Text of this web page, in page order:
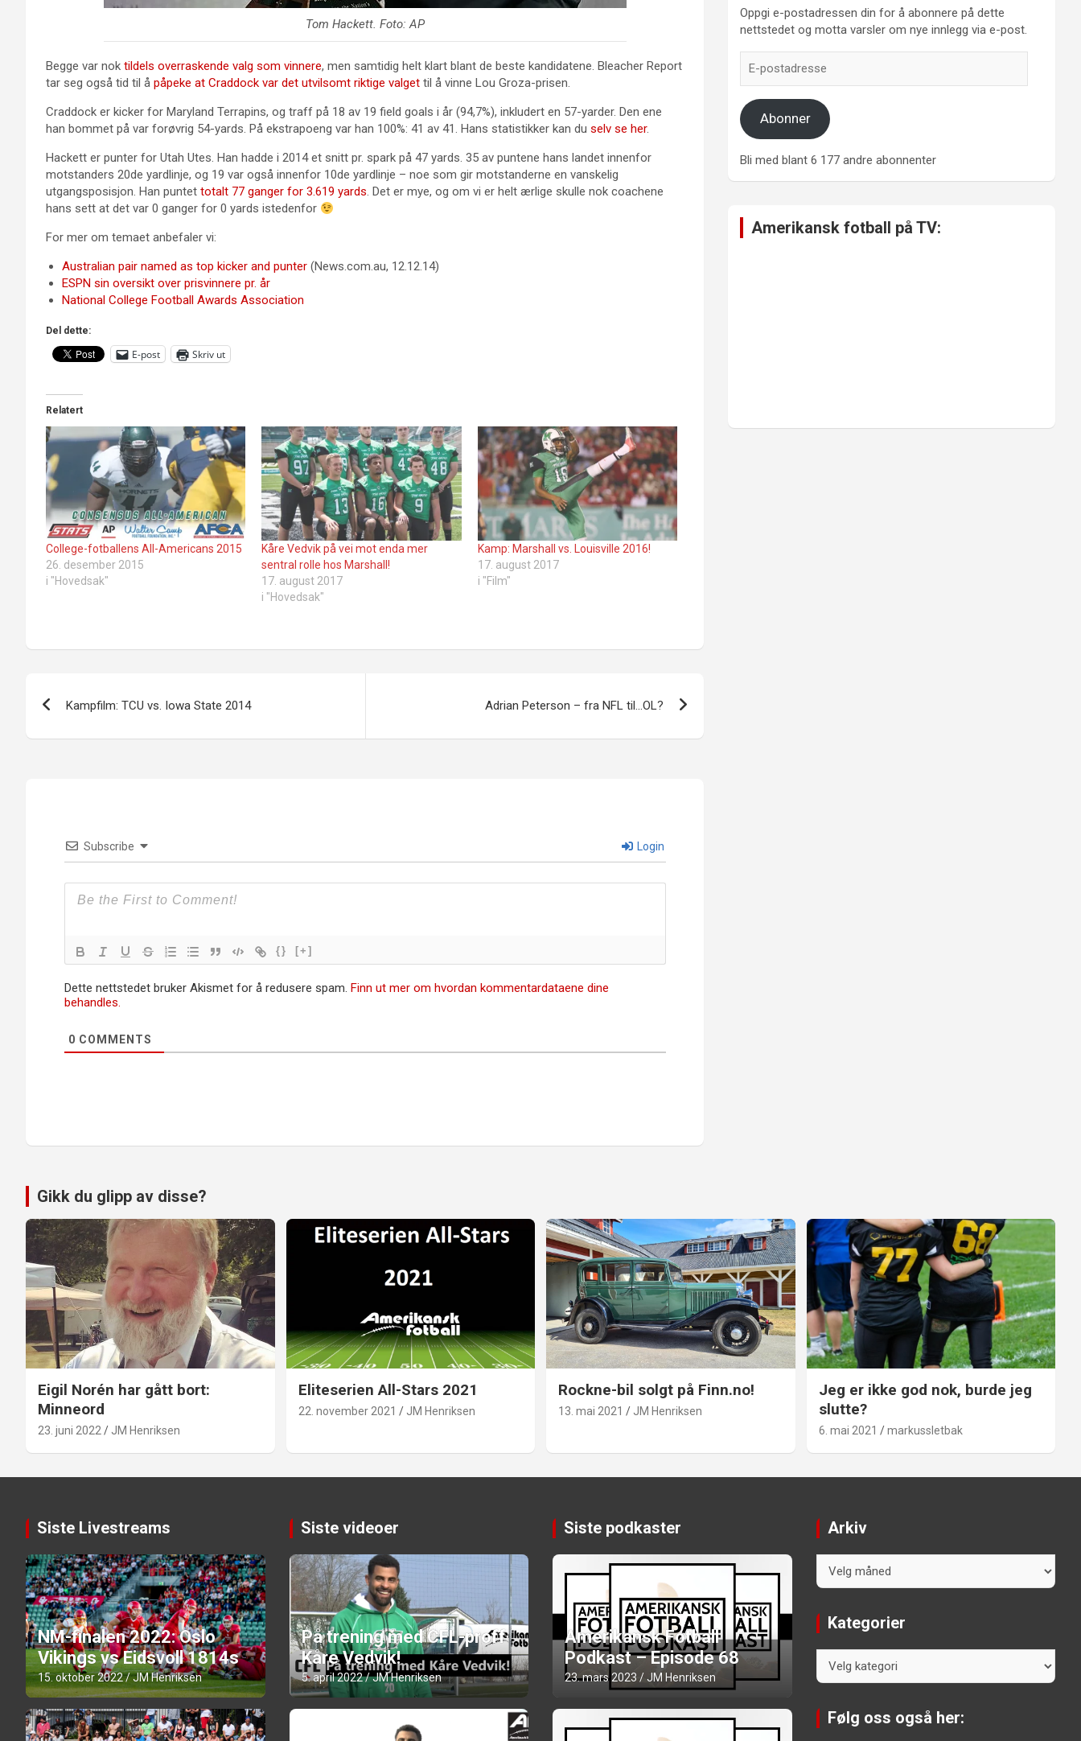
Tom Hackett. Foto: AP
Begge var nok tildels overraskende valg som vinnere, men samtidig helt klart blant de beste kandidatene. Bleacher Report
tar seg også tid til å påpeke at Craddock var det utvilsomt riktige valget til å vinne Lou Groza-prisen.
Craddock er kicker for Maryland Terrapins, og traff på 18 av 19 field goals i år (94,7%), inkludert en 57-yarder. Den ene
han bommet på var forøvrig 54-yards. På ekstrapoeng var han 100%: 41 av 41. Hans statistikker kan du selv se her.
Hackett er punter for Utah Utes. Han hadde i 2014 et snitt pr. spark på 47 yards. 35 av puntene hans landet innenfor
motstanders 20de yardlinje, og 19 var også innenfor 10de yardlinje – noe som gir motstanderne en vanskelig
utgangsposisjon. Han puntet totalt 77 ganger for 3.619 yards. Det er mye, og om vi er helt ærlige skulle nok coachene
hans sett at det var 0 ganger for 0 yards istedenfor
For mer om temaet anbefaler vi:
Australian pair named as top kicker and punter (News.com.au, 12.12.14)
ESPN sin oversikt over prisvinnere pr. år
National College Football Awards Association
Del dette:
E-post Skriv ut
Relatert
College-fotballens All-Americans 2015
26. desember 2015
i "Hovedsak"
Kåre Vedvik på vei mot enda mer
sentral rolle hos Marshall!
17. august 2017
i "Hovedsak"
Kamp: Marshall vs. Louisville 2016!
17. august 2017
i "Film"
Kampfilm: TCU vs. Iowa State 2014 Adrian Peterson – fra NFL til…OL?
Subscribe Login
{} [+]
Dette nettstedet bruker Akismet for å redusere spam. Finn ut mer om hvordan kommentardataene dine
behandles.
0 COMMENTS
Oppgi e-postadressen din for å abonnere på dette
nettstedet og motta varsler om nye innlegg via e-post.
postadresse
Abonner
Bli med blant 6 177 andre abonnenter
Amerikansk fotball på TV:
Gikk du glipp av disse?
Eigil Norén har gått bort:
Minneord
23. juni 2022 JM Henriksen
Eliteserien All-Stars 2021
22. november 2021 JM Henriksen
Rockne-bil solgt på Finn.no!
13. mai 2021 JM Henriksen
Jeg er ikke god nok, burde jeg
slutte?
6. mai 2021 markussletbak
Siste Livestreams
NM-finalen 2022: Oslo
Vikings vs Eidsvoll 1814s
15. oktober 2022 JM Henriksen
Siste videoer
På trening med CFL-proff
Kåre Vedvik!
5. april 2022 JM Henriksen
Siste podkaster
Amerikansk Fotball
Podkast – Episode 68
23. mars 2023 JM Henriksen
Arkiv
Kategorier
Følg oss også her: